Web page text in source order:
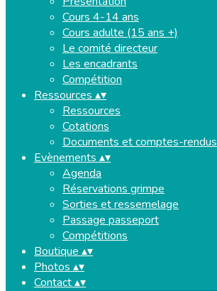
Cours 4-14 ans
Cours adulte (15 ans +)
Le comité directeur
Les encadrants
Compétition
Ressources ▴▾
Ressources
Cotations
Documents et comptes-rendus
Evènements ▴▾
Agenda
Réservations grimpe
Sorties et ressemelage
Passage passeport
Compétitions
Boutique ▴▾
Photos ▴▾
Contact▴▾